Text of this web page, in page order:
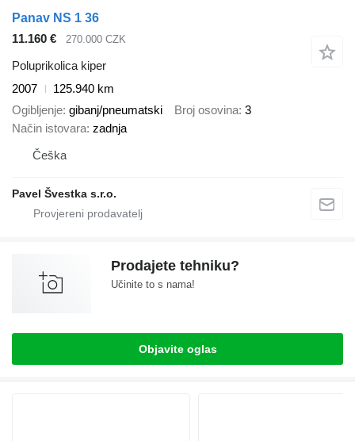
Panav NS 1 36
11.160 €
270.000 CZK
Poluprikolica kiper
2007
125.940 km
Ogibljenje gibanj/pneumatski Broj osovina 3
Način istovara zadnja
Češka
Pavel Švestka s.r.o.
Prodajete tehniku?
Učinite to s nama!
Objavite oglas